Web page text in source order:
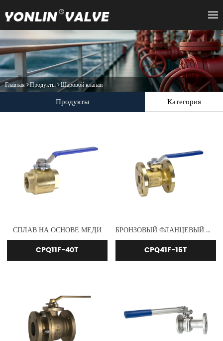
Главная>Продукты>Шаровой клапан
Продукты Категория
СПЛАВ НА ОСНОВЕ МЕДИ
CPQ11F-40T
БРОНЗОВЫЙ ФЛАНЦЕВЫЙ ШАРОВОЙ КЛАПАН
CPQ41F-16T